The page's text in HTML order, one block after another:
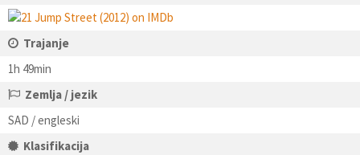
Trajanje
1h 49min
Zemlja / jezik
SAD / engleski
Klasifikacija